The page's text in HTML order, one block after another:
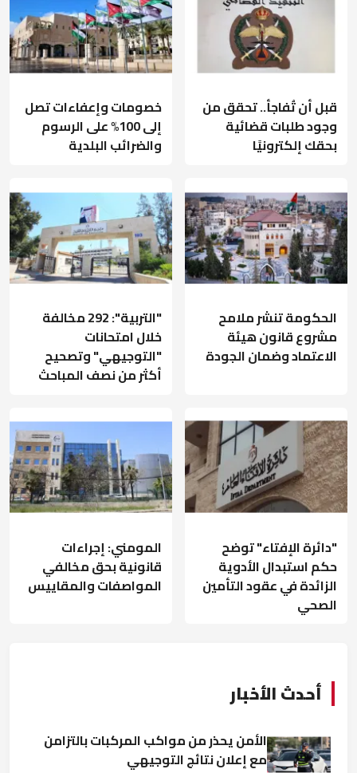
قبل أن تُفاجأ.. تحقق من
وجود طلبات قضائية
بحقك إلكترونيًا
خصومات وإعفاءات تصل
إلى 100% على الرسوم
والضرائب البلدية
الحكومة تنشر ملامح
مشروع قانون هيئة
الاعتماد وضمان الجودة
"التربية": 292 مخالفة
خلال امتحانات
"التوجيهي" وتصحيح
أكثر من نصف المباحث
"دائرة الإفتاء" توضح
حكم استبدال الأدوية
الزائدة في عقود التأمين
الصحي
المومني: إجراءات
قانونية بحق مخالفي
المواصفات والمقاييس
أحدث الأخبار
الأمن يحذر من مواكب المركبات بالتزامن
مع إعلان نتائج التوجيهي